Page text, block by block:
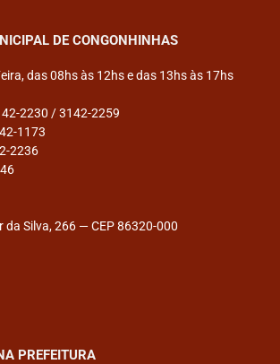
DE CONGONHINHAS
das 08hs às 12hs e das 13hs às 17hs
2230 / 3142-2259
1173
2236
da Silva, 266 — CEP 86320-000
PREFEITURA